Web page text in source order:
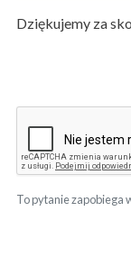
Dziękujemy za
To pytanie zapobiega